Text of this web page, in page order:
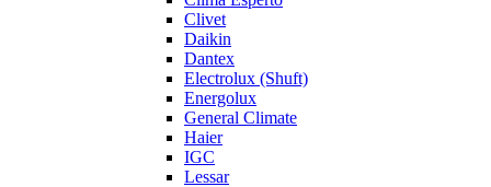
Clivet
Daikin
Dantex
Electrolux (Shuft)
Energolux
General Climate
Haier
IGC
Lessar